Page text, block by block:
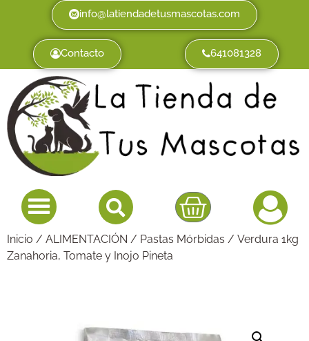
info@latiendadetusmascotas.com
Contacto 641081328
Inicio / ALIMENTACIÓN / Pastas Mórbidas / Verdura 1kg
Zanahoria, Tomate y Inojo Pineta